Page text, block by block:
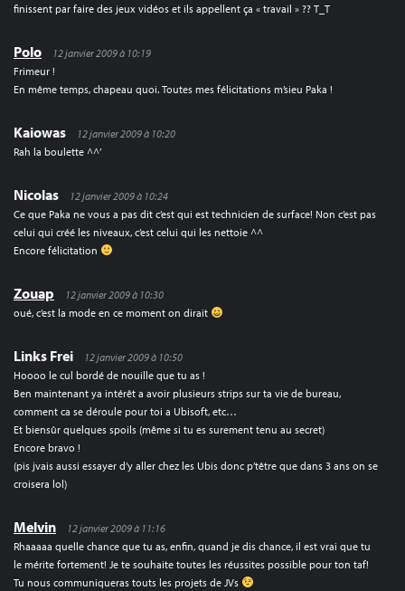
finissent par faire des jeux vidéos et ils appellent ça « travail » ?? T_T
Polo
12 janvier 2009 à 10:19
Frimeur !
En même temps, chapeau quoi. Toutes mes félicitations m’sieu Paka !
Kaiowas
12 janvier 2009 à 10:20
Rah la boulette ^^’
Nicolas
12 janvier 2009 à 10:24
Ce que Paka ne vous a pas dit c’est qui est technicien de surface! Non c’est pas
celui qui créé les niveaux, c’est celui qui les nettoie ^^
Encore félicitation
Zouap
12 janvier 2009 à 10:30
oué, c’est la mode en ce moment on dirait
Links Frei
12 janvier 2009 à 10:50
Hoooo le cul bordé de nouille que tu as !
Ben maintenant ya intérêt a avoir plusieurs strips sur ta vie de bureau,
comment ca se déroule pour toi a Ubisoft, etc…
Et biensûr quelques spoils (même si tu es surement tenu au secret)
Encore bravo !
(pis jvais aussi essayer d’y aller chez les Ubis donc p’têtre que dans 3 ans on se
croisera lol)
Melvin
12 janvier 2009 à 11:16
Rhaaaaa quelle chance que tu as, enfin, quand je dis chance, il est vrai que tu
le mérite fortement! Je te souhaite toutes les réussites possible pour ton taf!
Tu nous communiqueras touts les projets de JVs